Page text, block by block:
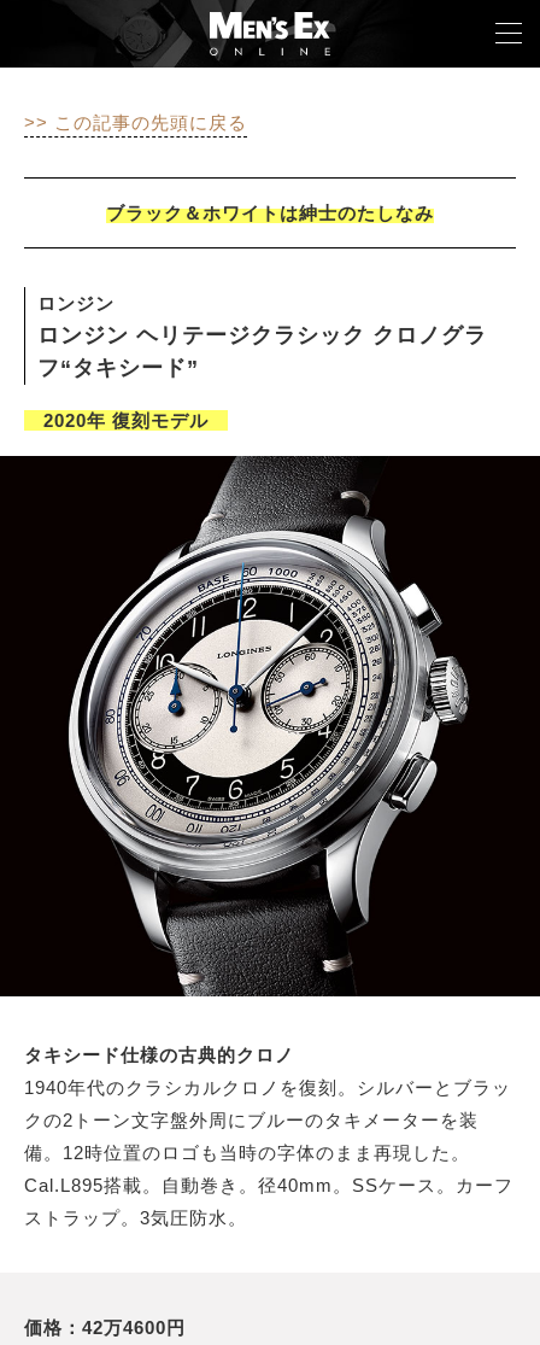
>> この記事の先頭に戻る
ブラック＆ホワイトは紳士のたしなみ
ロンジン
ロンジン ヘリテージクラシック クロノグラ
フ“タキシード”
2020年 復刻モデル
タキシード仕様の古典的クロノ
1940年代のクラシカルクロノを復刻。シルバーとブラッ
クの2トーン文字盤外周にブルーのタキメーターを装
備。12時位置のロゴも当時の字体のまま再現した。
Cal.L895搭載。自動巻き。径40mm。SSケース。カーフ
ストラップ。3気圧防水。
価格：42万4600円
FASHION
CAR&BIKE
LIFESTYLE
COLUMN
サイトマップ